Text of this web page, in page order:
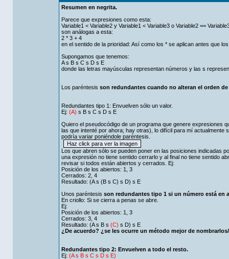
Resumen en negrita.
Parece que expresiones como esta:
Variable1 < Variable2 y Variable1 < Variable3 o Variable2 ==
son análogas a esta:
2 * 3 + 4
en el sentido de la prioridad: Así como los * se aplican antes que
Supongamos que tenemos:
A s B s C s D s E
donde las letras mayúsculas representan números y las s
Los paréntesis son redundantes cuando no alteran el orden
Redundantes tipo 1: Envuelven sólo un valor.
Ej: (A) s B s C s D s E
Quiero el pseudocódigo de un programa que genere expresiones
las que intenté por ahora; hay otras), lo difícil para mí
podría variar poniéndole paréntesis.
Los que abren sólo se pueden poner en las posiciones indicadas
una expresión no tiene sentido cerrarlo y al final no tiene sentido
revisar si todos están abiertos y cerrados. Ej:
Posición de los abiertos: 1, 3
Cerrados: 2, 4
Resultado: (A s (B s C) s D) s E
Unos paréntesis son redundantes tipo 1 si un número está en
En criollo: Si se cierra a penas se abre.
Ej:
Posición de los abiertos: 1, 3
Cerrados: 3, 4
Resultado: (A s B s (C) s D) s E
¿De acuerdo? ¿se les ocurre un método mejor de
Redundantes tipo 2: Envuelven a todo el resto.
Ej: (A s B s C s D s E)